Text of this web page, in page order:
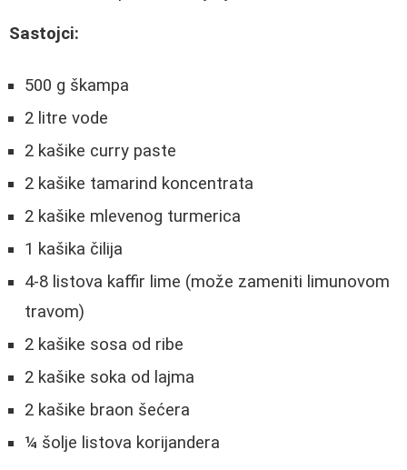
Sastojci:
500 g škampa
2 litre vode
2 kašike curry paste
2 kašike tamarind koncentrata
2 kašike mlevenog turmerica
1 kašika čilija
4-8 listova kaffir lime (može zameniti limunovom
travom)
2 kašike sosa od ribe
2 kašike soka od lajma
2 kašike braon šećera
¼ šolje listova korijandera